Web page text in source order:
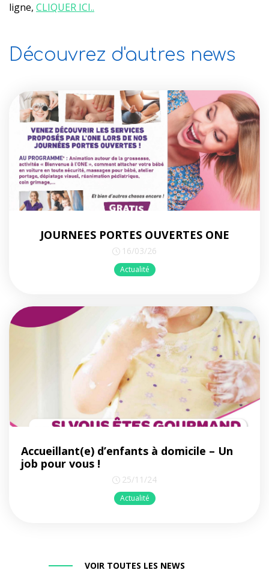
ligne, CLIQUER ICI..
Découvrez d'autres news
JOURNEES PORTES OUVERTES ONE
16/03/26
Actualité
Accueillant(e) d’enfants à domicile – Un
job pour vous !
25/11/24
Actualité
VOIR TOUTES LES NEWS